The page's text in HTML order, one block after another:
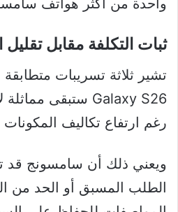
ثبات التكلفة مقابل تقليل
تشير ثلاثة تسريبات
رغم ارتفاع تكاليف المكونات
ويعني ذلك أن سامسونج قد
الطلب المسبق أو الحد من